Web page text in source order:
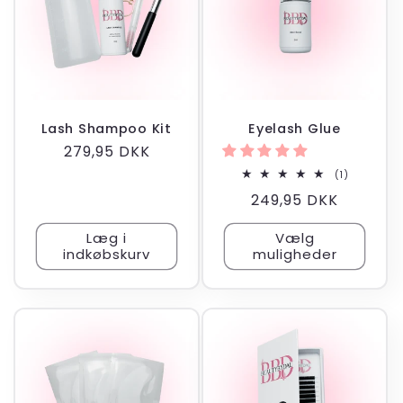
Lash Shampoo Kit
Normalpris
279,95 DKK
Læg i
indkøbskurv
Eyelash Glue
(1)
Normalpris
249,95 DKK
Vælg
muligheder